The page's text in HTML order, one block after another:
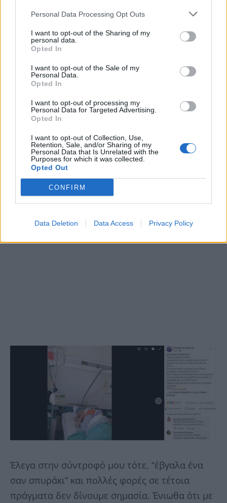
Personal Data Processing Opt Outs
I want to opt-out of the Sharing of my
personal data.
Opted In
I want to opt-out of the Sale of my
Personal Data.
Opted In
I want to opt-out of processing my
Personal Data for Targeted Advertising.
Opted In
I want to opt-out of Collection, Use,
Retention, Sale, and/or Sharing of my
Personal Data that Is Unrelated with the
Purposes for which it was collected.
Opted Out
CONFIRM
Data Deletion Data Access Privacy Policy
νιώθω ατονίες, είχα βγάλει κάτω από τη
μασχάλη μου ένα πράγμα σαν σπυράκι.
“Πάγωσε” όλη η χώρα: Αυτοκτόνησε
απελπισμένος 13χρονος μαθητής – Μάταια
Έλεγα στην σύντροφό μου τότε, “έβγαλα ένα
σαν σπυράκι” και πολλές φορές σε τέτοια
πράγματα δεν δίνουμε σημασία. Ένιωθα ότι με